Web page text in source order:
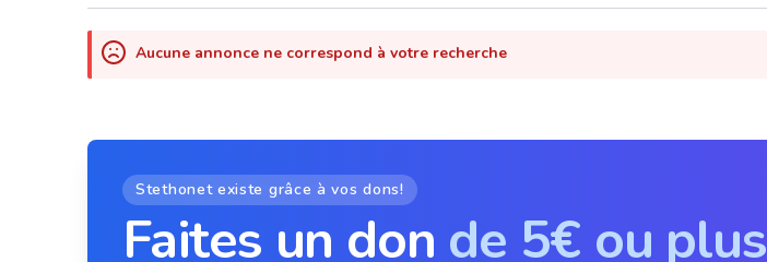
Aucune annonce ne correspond à votre recherche
Stethonet existe grâce à vos dons!
Faites un don de 5€ ou plus